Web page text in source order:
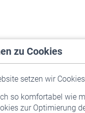
zu Cookies
setzen wir
so komfortabel wie
zur Optimierung